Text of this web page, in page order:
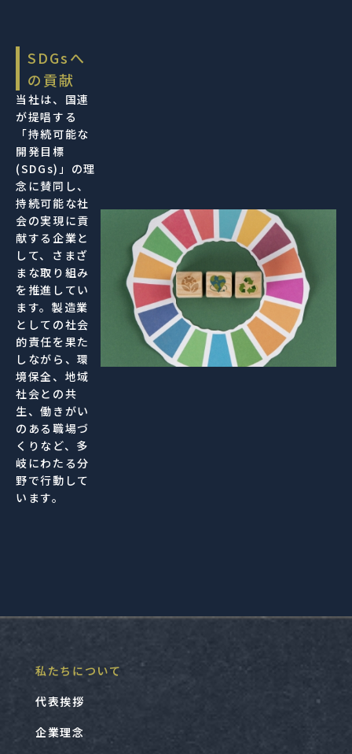
SDGsへ
の貢献
当社は、国連
が提唱する
「持続可能な
開発目標
(SDGs)」の理
念に賛同し、
持続可能な社
会の実現に貢
献する企業と
して、さまざ
まな取り組み
を推進してい
ます。製造業
としての社会
的責任を果た
しながら、環
境保全、地域
社会との共
生、働きがい
のある職場づ
くりなど、多
岐にわたる分
野で行動して
います。
私たちについて
代表挨拶
企業理念